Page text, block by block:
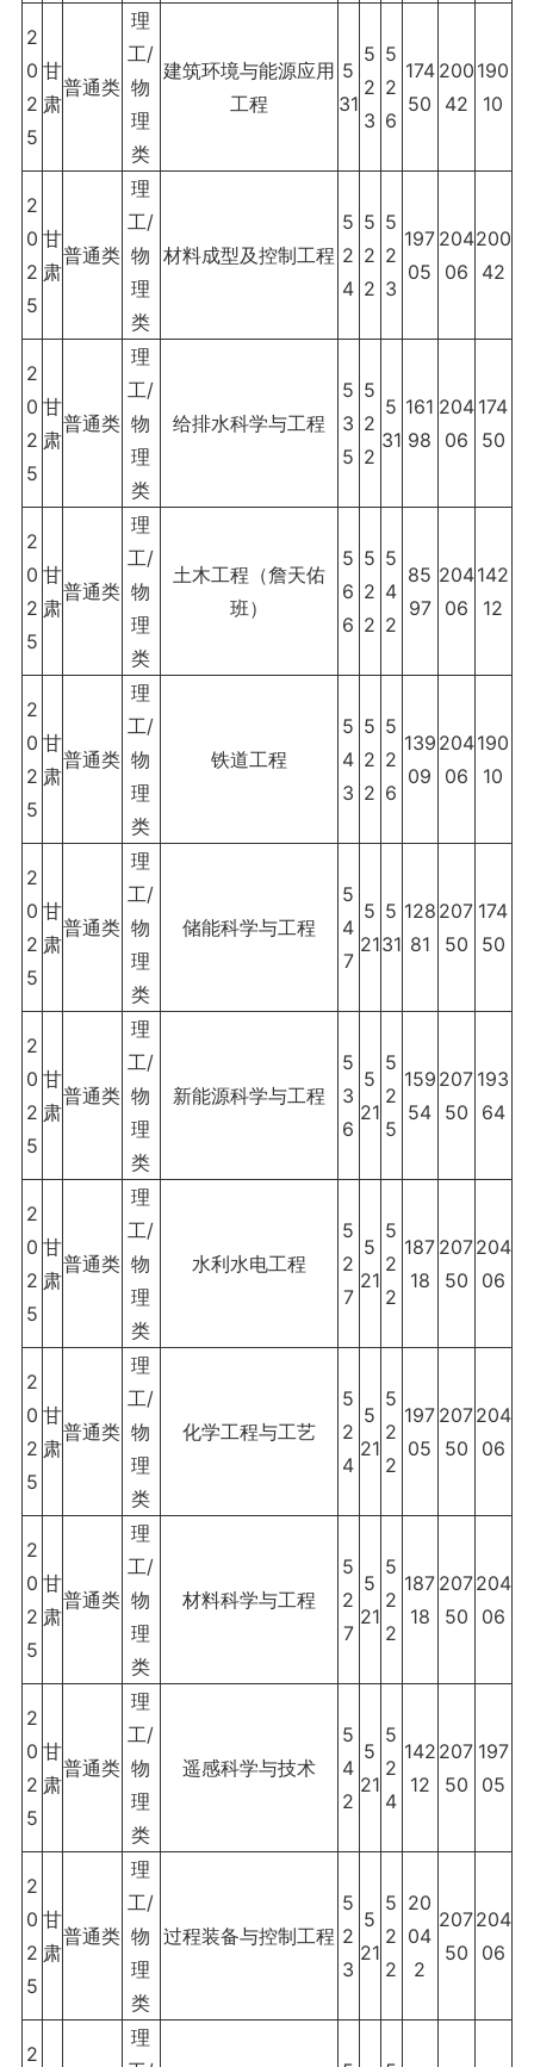
2
0
2
5
甘
肃
普通类
理
工/
物
理
类
建筑环境与能源应用
工程
5
31
5
2
3
5
2
6
174
50
200
42
190
10
2
0
2
5
甘
肃
普通类
理
工/
物
理
类
材料成型及控制工程
5
2
4
5
2
2
5
2
3
197
05
204
06
200
42
2
0
2
5
甘
肃
普通类
理
工/
物
理
类
给排水科学与工程
5
3
5
5
2
2
5
31
161
98
204
06
174
50
2
0
2
5
甘
肃
普通类
理
工/
物
理
类
土木工程（詹天佑
班）
5
6
6
5
2
2
5
4
2
85
97
204
06
142
12
2
0
2
5
甘
肃
普通类
理
工/
物
理
类
铁道工程
5
4
3
5
2
2
5
2
6
139
09
204
06
190
10
2
0
2
5
甘
肃
普通类
理
工/
物
理
类
储能科学与工程
5
4
7
5
21
5
31
128
81
207
50
174
50
2
0
2
5
甘
肃
普通类
理
工/
物
理
类
新能源科学与工程
5
3
6
5
21
5
2
5
159
54
207
50
193
64
2
0
2
5
甘
肃
普通类
理
工/
物
理
类
水利水电工程
5
2
7
5
21
5
2
2
187
18
207
50
204
06
2
0
2
5
甘
肃
普通类
理
工/
物
理
类
化学工程与工艺
5
2
4
5
21
5
2
2
197
05
207
50
204
06
2
0
2
5
甘
肃
普通类
理
工/
物
理
类
材料科学与工程
5
2
7
5
21
5
2
2
187
18
207
50
204
06
2
0
2
5
甘
肃
普通类
理
工/
物
理
类
遥感科学与技术
5
4
2
5
21
5
2
4
142
12
207
50
197
05
2
0
2
5
甘
肃
普通类
理
工/
物
理
类
过程装备与控制工程
5
2
3
5
21
5
2
2
20
04
2
207
50
204
06
2
理